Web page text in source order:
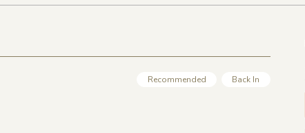
Recommended Back In